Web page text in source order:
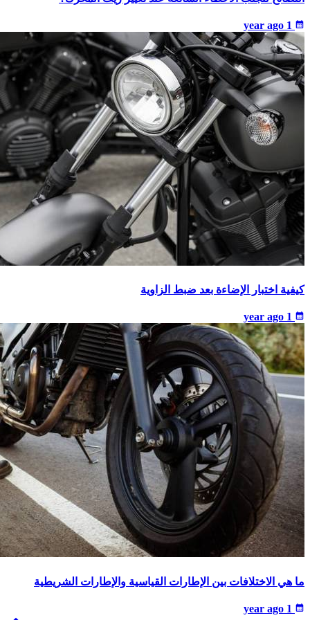
calendar_month
كيفية اختبار الإضاءة بعد ضبط الزاوية
calendar_month
ما هي الاختلافات بين الإطارات القياسية والإطارات الشريطية
calendar_month